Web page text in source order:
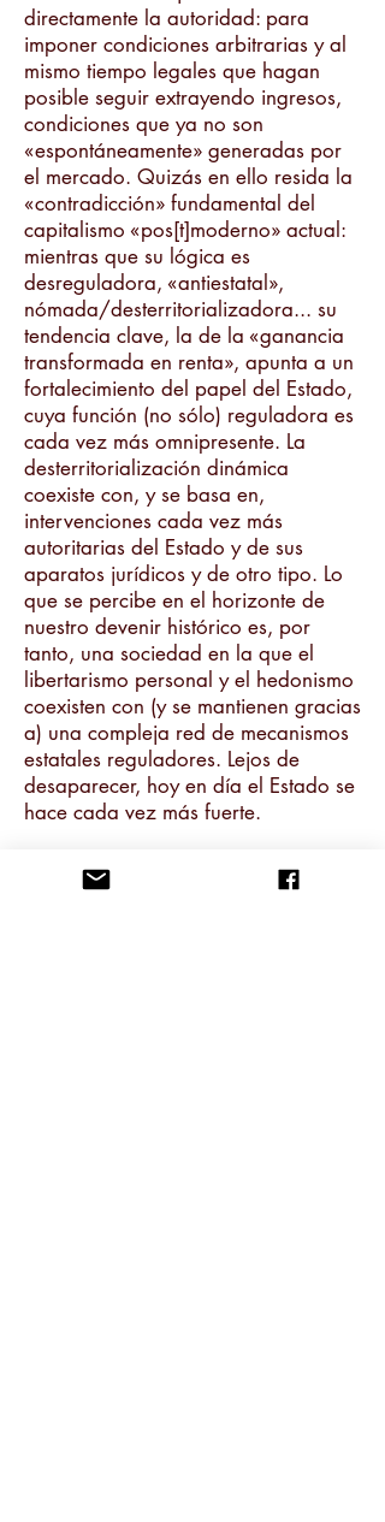
directamente la autoridad: para
imponer condiciones arbitrarias y al
mismo tiempo legales que hagan
posible seguir extrayendo ingresos,
condiciones que ya no son
«espontáneamente» generadas por
el mercado. Quizás en ello resida la
«contradicción» fundamental del
capitalismo «pos[t]moderno» actual:
mientras que su lógica es
desreguladora, «antiestatal»,
nómada/desterritorializadora... su
tendencia clave, la de la «ganancia
transformada en renta», apunta a un
fortalecimiento del papel del Estado,
cuya función (no sólo) reguladora es
cada vez más omnipresente. La
desterritorialización dinámica
coexiste con, y se basa en,
intervenciones cada vez más
autoritarias del Estado y de sus
aparatos jurídicos y de otro tipo. Lo
que se percibe en el horizonte de
nuestro devenir histórico es, por
tanto, una sociedad en la que el
libertarismo personal y el hedonismo
coexisten con (y se mantienen gracias
a) una compleja red de mecanismos
estatales reguladores. Lejos de
desaparecer, hoy en día el Estado se
hace cada vez más fuerte.
Cuando, debido al papel
fundamental del «intelecto general»